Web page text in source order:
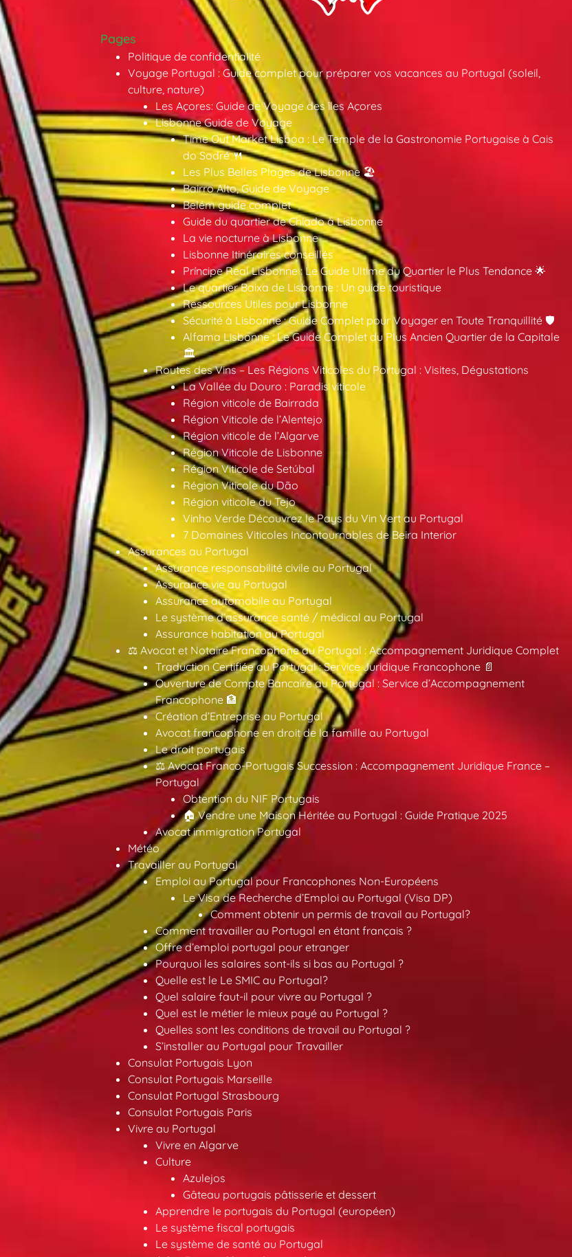
Pages
Politique de confidentialité
Voyage Portugal : Guide complet pour préparer vos vacances au Portugal (soleil,
culture, nature)
Les Açores: Guide de Voyage des îles Açores
Lisbonne Guide de Voyage
Time Out Market Lisboa : Le Temple de la Gastronomie Portugaise à Cais
do Sodré 🍴
Les Plus Belles Plages de Lisbonne 🏖️
Bairro Alto, Guide de Voyage
Belém guide complet
Guide du quartier de Chiado à Lisbonne
La vie nocturne à Lisbonne
Lisbonne Itinéraires conseillés
Príncipe Real Lisbonne : Le Guide Ultime du Quartier le Plus Tendance 🌟
Le quartier Baixa de Lisbonne : Un guide touristique
Ressources Utiles pour Lisbonne
Sécurité à Lisbonne : Guide Complet pour Voyager en Toute Tranquillité 🛡️
Alfama Lisbonne : Le Guide Complet du Plus Ancien Quartier de la Capitale
🏛️
Routes des Vins – Les Régions Viticoles du Portugal : Visites, Dégustations
La Vallée du Douro : Paradis viticole
Région viticole de Bairrada
Région Viticole de l’Alentejo
Région viticole de l’Algarve
Région Viticole de Lisbonne
Région Viticole de Setúbal
Région Viticole du Dão
Région viticole du Tejo
Vinho Verde Découvrez le Pays du Vin Vert au Portugal
7 Domaines Viticoles Incontournables de Beira Interior
Assurances au Portugal
Assurance responsabilité civile au Portugal
Assurance vie au Portugal
Assurance automobile au Portugal
Le système d’assurance santé / médical au Portugal
Assurance habitation au Portugal
⚖️ Avocat et Notaire Francophone au Portugal : Accompagnement Juridique Complet
Traduction Certifiée au Portugal : Service Juridique Francophone 📄
Ouverture de Compte Bancaire au Portugal : Service d’Accompagnement
Francophone 🏦
Création d’Entreprise au Portugal
Avocat francophone en droit de la famille au Portugal
Le droit portugais
⚖️ Avocat Franco-Portugais Succession : Accompagnement Juridique France –
Portugal
Obtention du NIF Portugais
🏠 Vendre une Maison Héritée au Portugal : Guide Pratique 2025
Avocat immigration Portugal
Météo
Travailler au Portugal
Emploi au Portugal pour Francophones Non-Européens
Le Visa de Recherche d’Emploi au Portugal (Visa DP)
Comment obtenir un permis de travail au Portugal?
Comment travailler au Portugal en étant français ?
Offre d’emploi portugal pour etranger
Pourquoi les salaires sont-ils si bas au Portugal ?
Quelle est le Le SMIC au Portugal?
Quel salaire faut-il pour vivre au Portugal ?
Quel est le métier le mieux payé au Portugal ?
Quelles sont les conditions de travail au Portugal ?
S’installer au Portugal pour Travailler
Consulat Portugais Lyon
Consulat Portugais Marseille
Consulat Portugal Strasbourg
Consulat Portugais Paris
Vivre au Portugal
Vivre en Algarve
Culture
Azulejos
Gâteau portugais pâtisserie et dessert
Apprendre le portugais du Portugal (européen)
Le système fiscal portugais
Le système de santé au Portugal